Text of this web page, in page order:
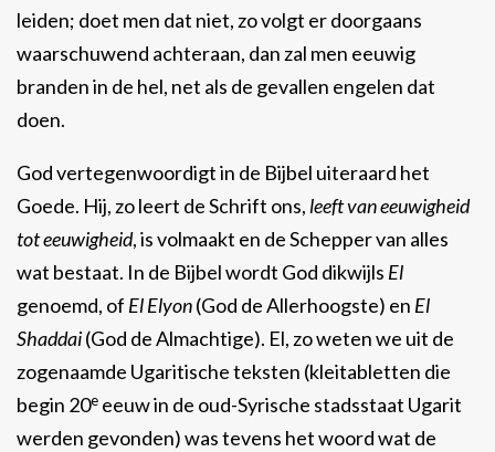
leiden; doet men dat niet, zo volgt er doorgaans
waarschuwend achteraan, dan zal men eeuwig
branden in de hel, net als de gevallen engelen dat
doen.
God vertegenwoordigt in de Bijbel uiteraard het
Goede. Hij, zo leert de Schrift ons,leeft van eeuwigheid
tot eeuwigheid, is volmaakt en de Schepper van alles
wat bestaat. In de Bijbel wordt God dikwijls El
genoemd, of El Elyon(God de Allerhoogste) en El
Shaddai(God de Almachtige). El, zo weten we uit de
zogenaamde Ugaritische teksten (kleitabletten die
begin 20e eeuw in de oud-Syrische stadsstaat Ugarit
werden gevonden) was tevens het woord wat de